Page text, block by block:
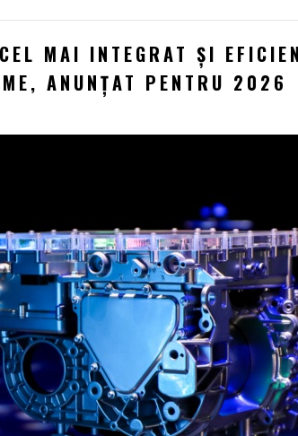
MAI INTEGRAT ȘI
ANUNȚAT PENTRU 2026